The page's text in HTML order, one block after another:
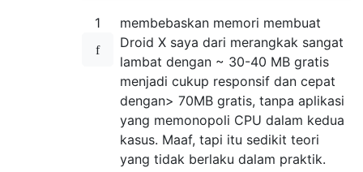
1
membebaskan memori membuat
Droid X saya dari merangkak sangat
lambat dengan ~ 30-40 MB gratis
menjadi cukup responsif dan cepat
dengan> 70MB gratis, tanpa aplikasi
yang memonopoli CPU dalam kedua
kasus. Maaf, tapi itu sedikit teori
yang tidak berlaku dalam praktik.